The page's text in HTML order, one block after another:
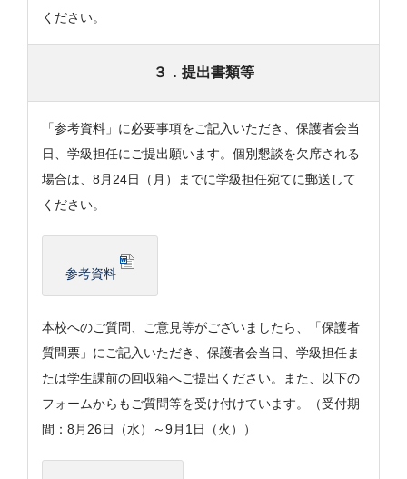
ください。
３．提出書類等
「参考資料」に必要事項をご記入いただき、保護者会当
日、学級担任にご提出願います。個別懇談を欠席される
場合は、8月24日（月）までに学級担任宛てに郵送して
ください。
参考資料
本校へのご質問、ご意見等がございましたら、「保護者
質問票」にご記入いただき、保護者会当日、学級担任ま
たは学生課前の回収箱へご提出ください。また、以下の
フォームからもご質問等を受け付けています。（受付期
間：8月26日（水）～9月1日（火））